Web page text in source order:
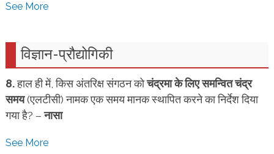
See More
विज्ञान-प्रौद्योगिकी
8.हाल ही में, किस अंतरिक्ष संगठन कोचंद्रमा के लिए समन्वित चंद्र
समय(एलटीसी) नामक एक समय मानक स्थापित करने का निर्देश दिया
गया है? –नासा
See More